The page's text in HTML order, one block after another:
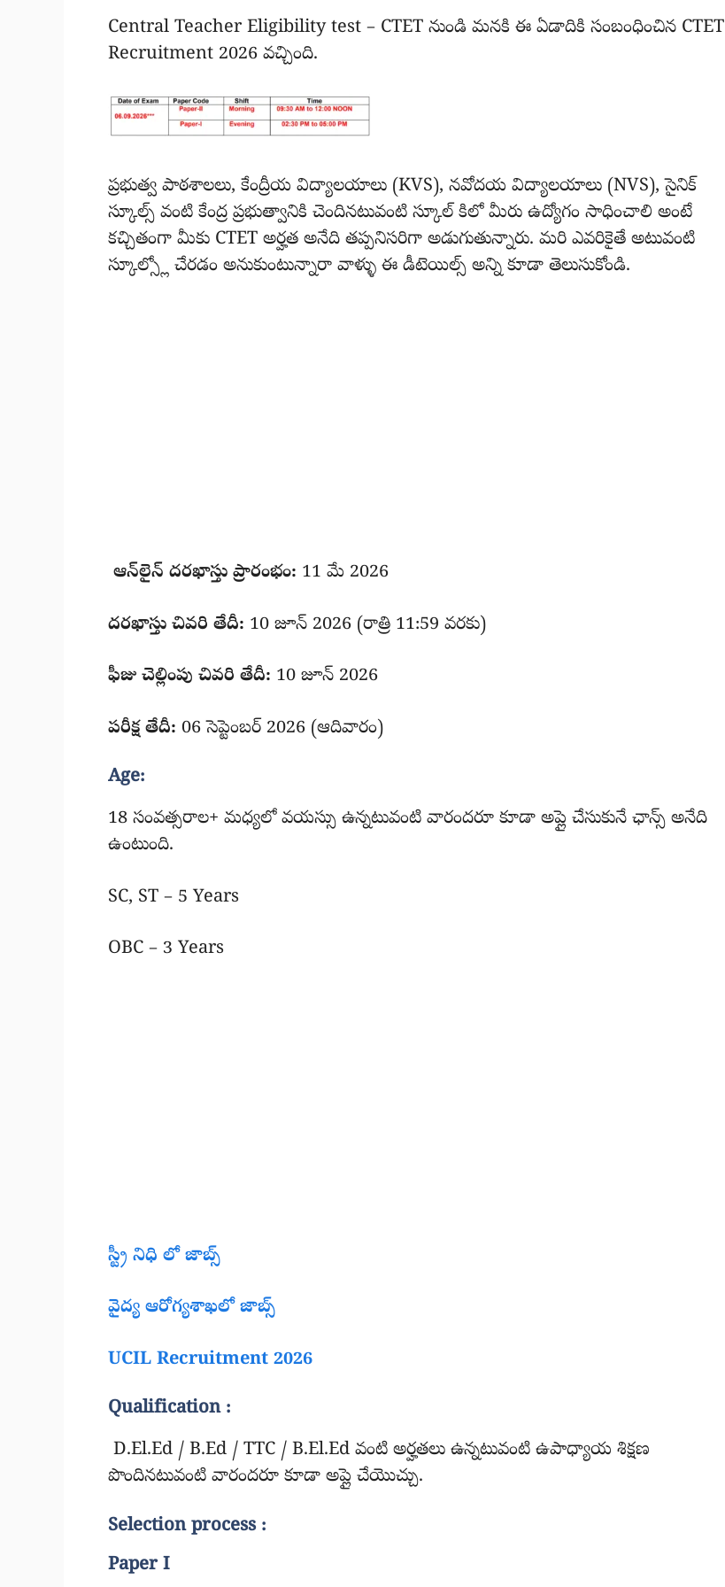
Central Teacher Eligibility test – CTET నుండి మనకి ఈ ఏడాదికి సంబంధించిన CTET
Recruitment 2026 వచ్చింది.
ప్రభుత్వ పాఠశాలలు, కేంద్రీయ విద్యాలయాలు (KVS), నవోదయ విద్యాలయాలు (NVS), సైనిక్
స్కూల్స్ వంటి కేంద్ర ప్రభుత్వానికి చెందినటువంటి స్కూల్ కిలో మీరు ఉద్యోగం సాధించాలి అంటే
కచ్చితంగా మీకు CTET అర్హత అనేది తప్పనిసరిగా అడుగుతున్నారు. మరి ఎవరికైతే అటువంటి
స్కూల్స్లో చేరడం అనుకుంటున్నారా వాళ్ళు ఈ డీటెయిల్స్ అన్ని కూడా తెలుసుకోండి.
ఆన్‌లైన్ దరఖాస్తు ప్రారంభం: 11 మే 2026
దరఖాస్తు చివరి తేదీ: 10 జూన్ 2026 (రాత్రి 11:59 వరకు)
ఫీజు చెల్లింపు చివరి తేదీ: 10 జూన్ 2026
పరీక్ష తేదీ: 06 సెప్టెంబర్ 2026 (ఆదివారం)
Age:
18 సంవత్సరాల+ మధ్యలో వయస్సు ఉన్నటువంటి వారందరూ కూడా అప్లై చేసుకునే ఛాన్స్ అనేది
ఉంటుంది.
SC, ST – 5 Years
OBC – 3 Years
స్ట్రీ నిధి లో జాబ్స్
వైద్య ఆరోగ్యశాఖలో జాబ్స్
UCIL Recruitment 2026
Qualification :
D.El.Ed / B.Ed / TTC / B.El.Ed వంటి అర్హతలు ఉన్నటువంటి ఉపాధ్యాయ శిక్షణ
పొందినటువంటి వారందరూ కూడా అప్లై చేయొచ్చు.
Selection process :
Paper I